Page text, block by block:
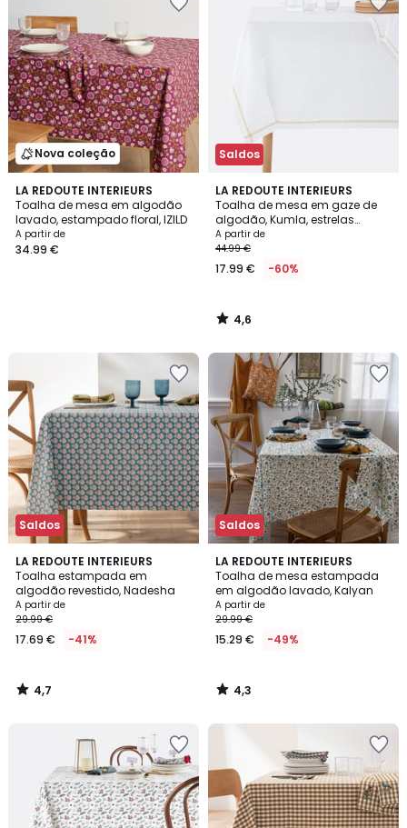
Nova coleção
LA REDOUTE INTERIEURS
Toalha de mesa em algodão
lavado, estampado floral, IZILD
A partir de
34.99 €
Saldos
LA REDOUTE INTERIEURS
Toalha de mesa em gaze de
algodão, Kumla, estrelas
bordadas
A partir de
44.99 €
17.99 € -60%
4,6
/ 5
4,6
/
Saldos
LA REDOUTE INTERIEURS
Toalha estampada em
algodão revestido, Nadesha
A partir de
29.99 €
17.69 € -41%
4,7
/ 5
4,7
/
Saldos
LA REDOUTE INTERIEURS
Toalha de mesa estampada
em algodão lavado, Kalyan
A partir de
29.99 €
15.29 € -49%
4,3
/ 5
4,3
/